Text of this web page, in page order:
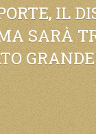
Padre
con
il
figlio,
IL
SARÀ